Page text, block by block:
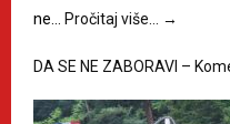
ne…
Pročitaj više… →
DA SE NE ZABORAVI –